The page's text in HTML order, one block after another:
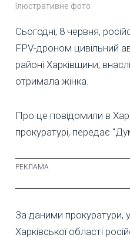
Ілюстративне фото
Сьогодні, 8 червня,
FPV-дроном цивільний
районі Харківщини,
отримала жінка.
Про це повідомили в
прокуратурі, передає
За даними прокуратури,
Харківської області